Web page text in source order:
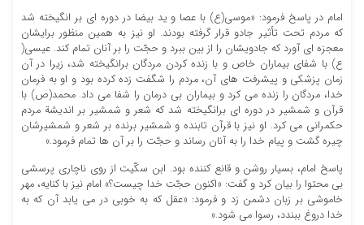
امام در پاسخ فرمود: «موسی(ع) با عصا و ید بیضا در دوره ای بر انگیخته شد
که مردم تحت تأثیر جادو قرار گرفته بودند. او نیز به همین منظور برایشان
معجزه ای آورد که جادویشان را از بین ببرد و حجّت را بر آنان تمام کند. عیسی(
ع) با شفای بیماران خاص و با زنده کردن مردگان برانگیخته شد، زیرا در آن
زمان پزشکی و پیشرفت های آن، مردم را شگفت زده کرده بود و او به فرمان
خدا، مردگان را زنده می کرد و بیماران بی درمان را شفا می داد. محمد(ص) با
قرآن و شمشیر در دوره ای برانگیخته شد که شعر و شمشیر بر اندیشة مردم
حکمرانی می کرد. او نیز با قرآن تابنده و شمشیر برنده بر شعر و شمشیرشان
چیره گشت و پیام خدا را به آنان رساند و حجّت را بر آن ها تمام فرمود.»
پاسخ امام، بسیار روشن و قانع کننده بود. ابن سکّیت از روی ناچاری پرسشی
بی محتوا را بیان کرد و گفت: «اکنون حجّت خدا چیست؟» امام نیز با کنایه، مهر
خاموشی بر زبان دشمن زد و فرمود: «عقل که به خوبی در می یابد آن که به
خدا دروغ ببندد، رسوا می شود.»